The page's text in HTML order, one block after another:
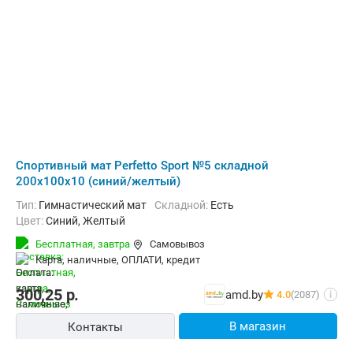
Cпортивный мат Perfetto Sport №5 складной
200x100x10 (синий/желтый)
Тип: Гимнастический мат Складной: Есть
Цвет:Синий, Желтый
Бесплатная, завтра
Самовывоз
карта, наличные, ОПЛАТИ, кредит
300,25р. amd.by 4.0(2087) i
Контакты В магазин